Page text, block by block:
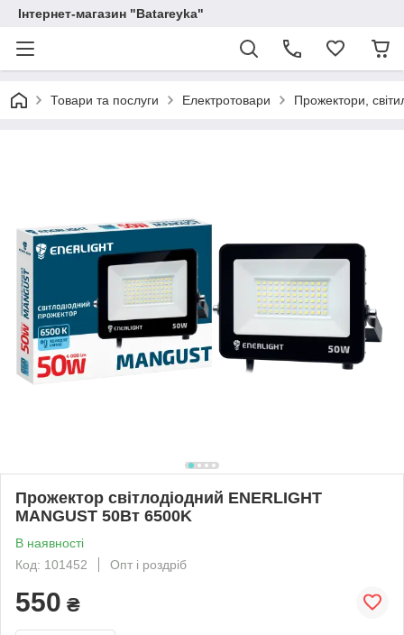
Інтернет-магазин "Batareyka"
Товари та послуги Електротовари Прожектори,
Прожектор світлодіодний ENERLIGHT
MANGUST 50Вт 6500K
В наявності
Код: 101452
Опт і роздріб
550 ₴